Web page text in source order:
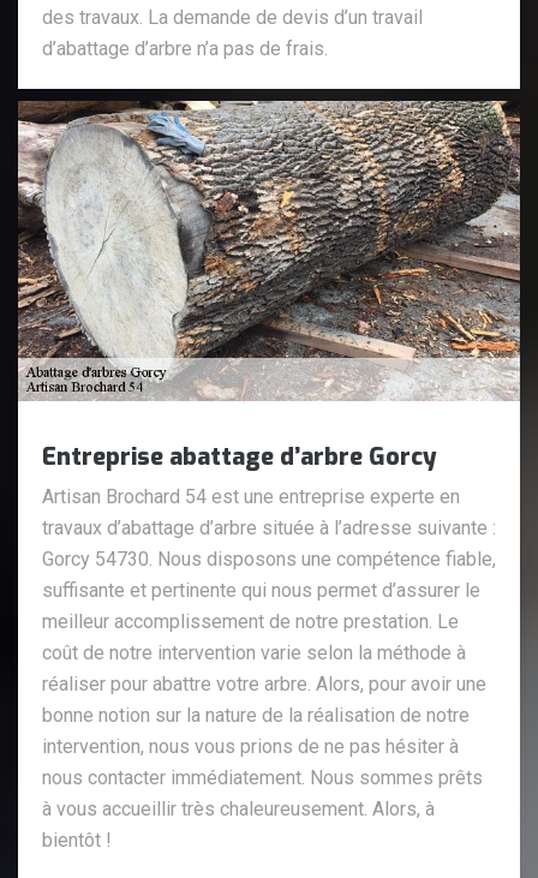
des travaux. La demande de devis d’un travail
d’abattage d’arbre n’a pas de frais.
Entreprise abattage d’arbre Gorcy
Artisan Brochard 54 est une entreprise experte en
travaux d’abattage d’arbre située à l’adresse suivante :
Gorcy 54730. Nous disposons une compétence fiable,
suffisante et pertinente qui nous permet d’assurer le
meilleur accomplissement de notre prestation. Le
coût de notre intervention varie selon la méthode à
réaliser pour abattre votre arbre. Alors, pour avoir une
bonne notion sur la nature de la réalisation de notre
intervention, nous vous prions de ne pas hésiter à
nous contacter immédiatement. Nous sommes prêts
à vous accueillir très chaleureusement. Alors, à
bientôt !